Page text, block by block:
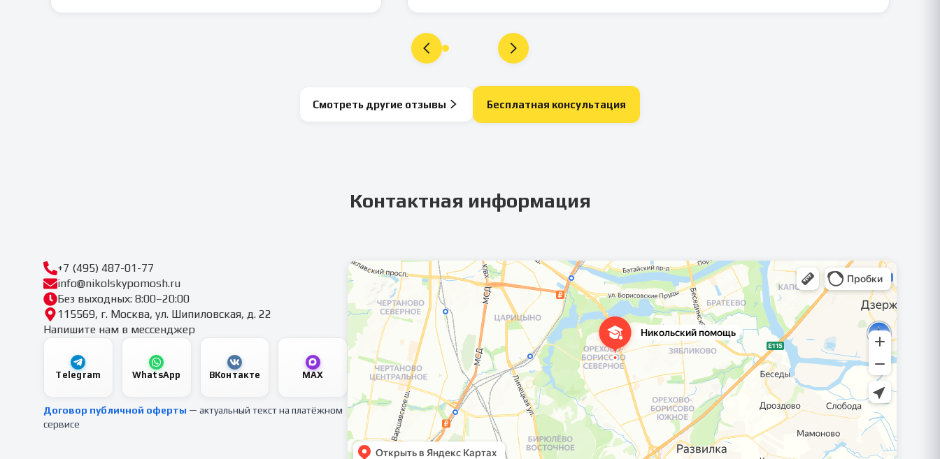
Смотреть другие отзывы Бесплатная консультация
Контактная информация
+7 (495) 487-01-77
info@nikolskypomosh.ru
Без выходных: 8:00–20:00
115569, г. Москва, ул. Шипиловская, д. 22
Напишите нам в мессенджер
Telegram WhatsApp ВКонтакте MAX
Договор публичной оферты — актуальный текст на платёжном
сервисе